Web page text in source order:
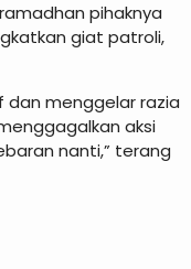
pihaknya
giat patroli,
dan menggelar razia
aksi
nanti,” terang